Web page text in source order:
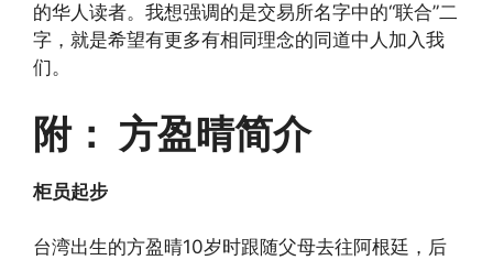
的华人读者。我想强调的是交易所名字中的“联合”二
字，就是希望有更多有相同理念的同道中人加入我
们。
附： 方盈晴简介
柜员起步
台湾出生的方盈晴10岁时跟随父母去往阿根廷，后